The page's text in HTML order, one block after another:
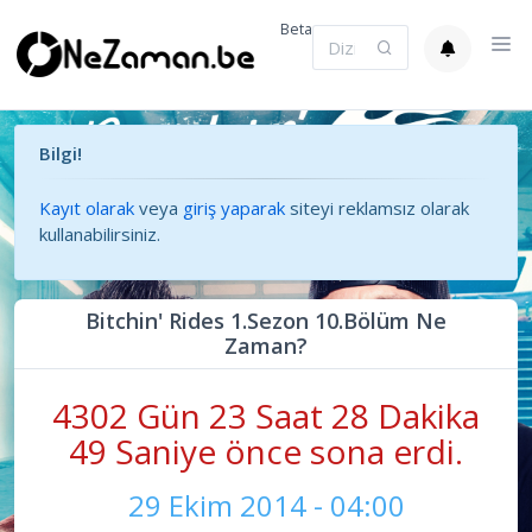
Beta
Bilgi!
Kayıt olarak veya giriş yaparak siteyi reklamsız olarak
kullanabilirsiniz.
Bitchin' Rides 1.Sezon 10.Bölüm Ne
Zaman?
4302 Gün 23 Saat 28 Dakika
49 Saniye önce sona erdi.
29 Ekim 2014 - 04:00